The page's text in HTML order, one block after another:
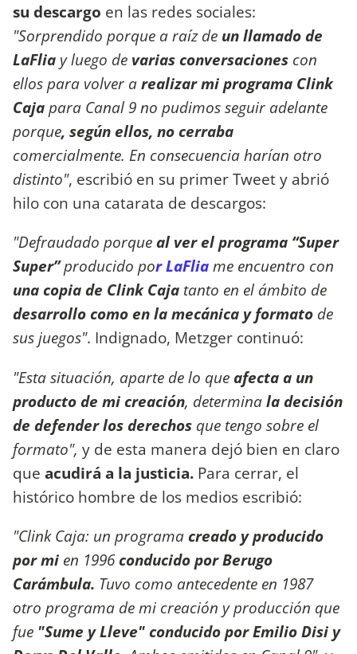
su descargo en las redes sociales:
"Sorprendido porque a raíz de un llamado de
LaFlia y luego de varias conversaciones con
ellos para volver arealizar mi programa Clink
Cajapara Canal 9 no pudimos seguir adelante
porque, según ellos, no cerraba
comercialmente. En consecuencia harían otro
distinto", escribió en su primer Tweet y abrió
hilo con una catarata de descargos:
"Defraudado porqueal ver el programa “Super
Super”producido por LaFliame encuentro con
una copia de Clink Caja tanto en el ámbito de
desarrollo como en la mecánica y formato de
sus juegos". Indignado, Metzger continuó:
"Esta situación, aparte de lo queafecta a un
producto de mi creación, determinala decisión
de defender los derechos que tengo sobre el
formato", y de esta manera dejó bien en claro
que acudirá a la justicia. Para cerrar, el
histórico hombre de los medios escribió:
"Clink Caja: un programacreado y producido
por mi en 1996conducido por Berugo
Carámbula. Tuvo como antecedente en 1987
otro programa de mi creación y producción que
fue "Sume y Lleve" conducido por Emilio Disi y